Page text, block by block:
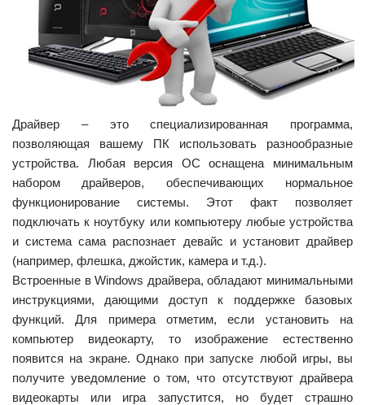
Драйвер – это специализированная программа,
позволяющая вашему ПК использовать разнообразные
устройства. Любая версия ОС оснащена минимальным
набором драйверов, обеспечивающих нормальное
функционирование системы. Этот факт позволяет
подключать к ноутбуку или компьютеру любые устройства
и система сама распознает девайс и установит драйвер
(например, флешка, джойстик, камера и т.д.).
Встроенные в Windows драйвера, обладают минимальными
инструкциями, дающими доступ к поддержке базовых
функций. Для примера отметим, если установить на
компьютер видеокарту, то изображение естественно
появится на экране. Однако при запуске любой игры, вы
получите уведомление о том, что отсутствуют драйвера
видеокарты или игра запустится, но будет страшно